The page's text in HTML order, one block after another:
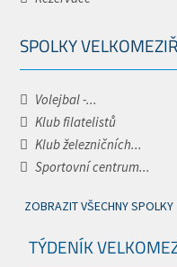
SPOLKY
Volejbal -...
Klub filatelistů
Klub železničních...
Sportovní centrum...
ZOBRAZIT VŠECHNY SPOLKY
TÝDENÍK